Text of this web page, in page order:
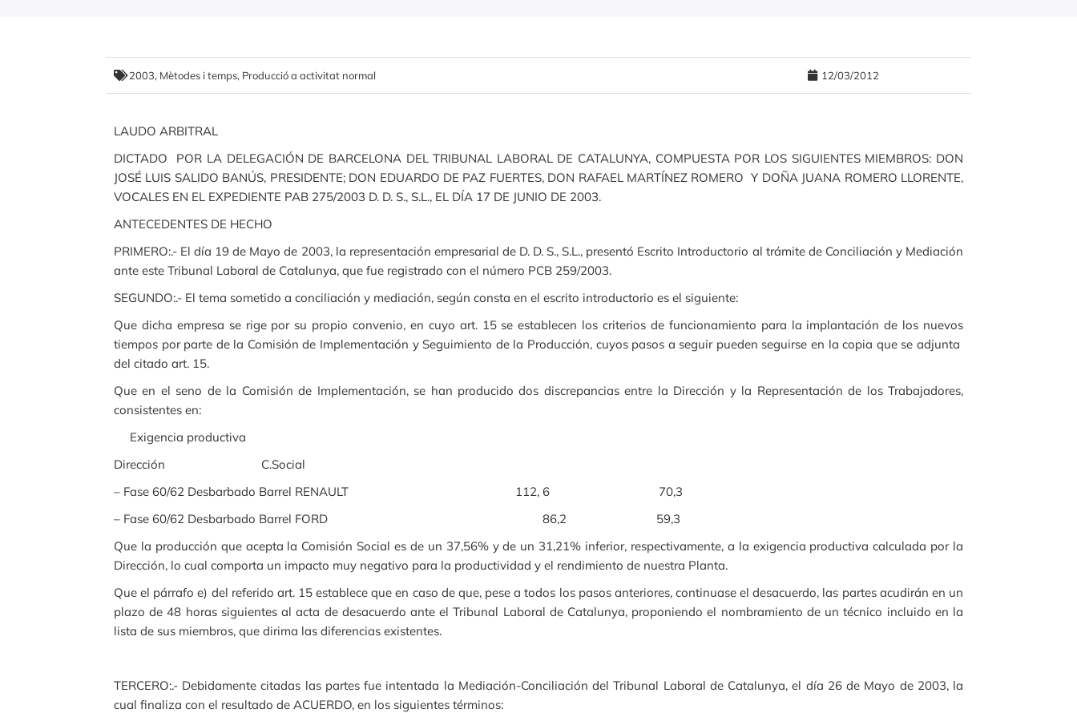
2003, Mètodes i temps, Producció a activitat normal 12/03/2012
LAUDO ARBITRAL
DICTADO POR LA DELEGACIÓN DE BARCELONA DEL TRIBUNAL LABORAL DE CATALUNYA, COMPUESTA POR LOS SIGUIENTES MIEMBROS: DON
JOSÉ LUIS SALIDO BANÚS, PRESIDENTE; DON EDUARDO DE PAZ FUERTES, DON RAFAEL MARTÍNEZ ROMERO Y DOÑA JUANA ROMERO LLORENTE,
VOCALES EN EL EXPEDIENTE PAB 275/2003 D. D. S., S.L., EL DÍA 17 DE JUNIO DE 2003.
ANTECEDENTES DE HECHO
PRIMERO:.- El día 19 de Mayo de 2003, la representación empresarial de D. D. S., S.L., presentó Escrito Introductorio al trámite de Conciliación y Mediación
ante este Tribunal Laboral de Catalunya, que fue registrado con el número PCB 259/2003.
SEGUNDO:.- El tema sometido a conciliación y mediación, según consta en el escrito introductorio es el siguiente:
Que dicha empresa se rige por su propio convenio, en cuyo art. 15 se establecen los criterios de funcionamiento para la implantación de los nuevos
tiempos por parte de la Comisión de Implementación y Seguimiento de la Producción, cuyos pasos a seguir pueden seguirse en la copia que se adjunta
del citado art. 15.
Que en el seno de la Comisión de Implementación, se han producido dos discrepancias entre la Dirección y la Representación de los Trabajadores,
consistentes en:
Exigencia productiva
Dirección C.Social
– Fase 60/62 Desbarbado Barrel RENAULT 112, 6 70,3
– Fase 60/62 Desbarbado Barrel FORD 86,2 59,3
Que la producción que acepta la Comisión Social es de un 37,56% y de un 31,21% inferior, respectivamente, a la exigencia productiva calculada por la
Dirección, lo cual comporta un impacto muy negativo para la productividad y el rendimiento de nuestra Planta.
Que el párrafo e) del referido art. 15 establece que en caso de que, pese a todos los pasos anteriores, continuase el desacuerdo, las partes acudirán en un
plazo de 48 horas siguientes al acta de desacuerdo ante el Tribunal Laboral de Catalunya, proponiendo el nombramiento de un técnico incluido en la
lista de sus miembros, que dirima las diferencias existentes.
TERCERO:.- Debidamente citadas las partes fue intentada la Mediación-Conciliación del Tribunal Laboral de Catalunya, el día 26 de Mayo de 2003, la
cual finaliza con el resultado de ACUERDO, en los siguientes términos: